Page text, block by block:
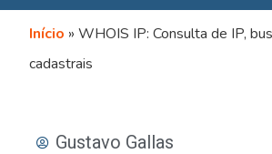
Início »WHOIS IP: Consulta de IP,
cadastrais
Gustavo Gallas